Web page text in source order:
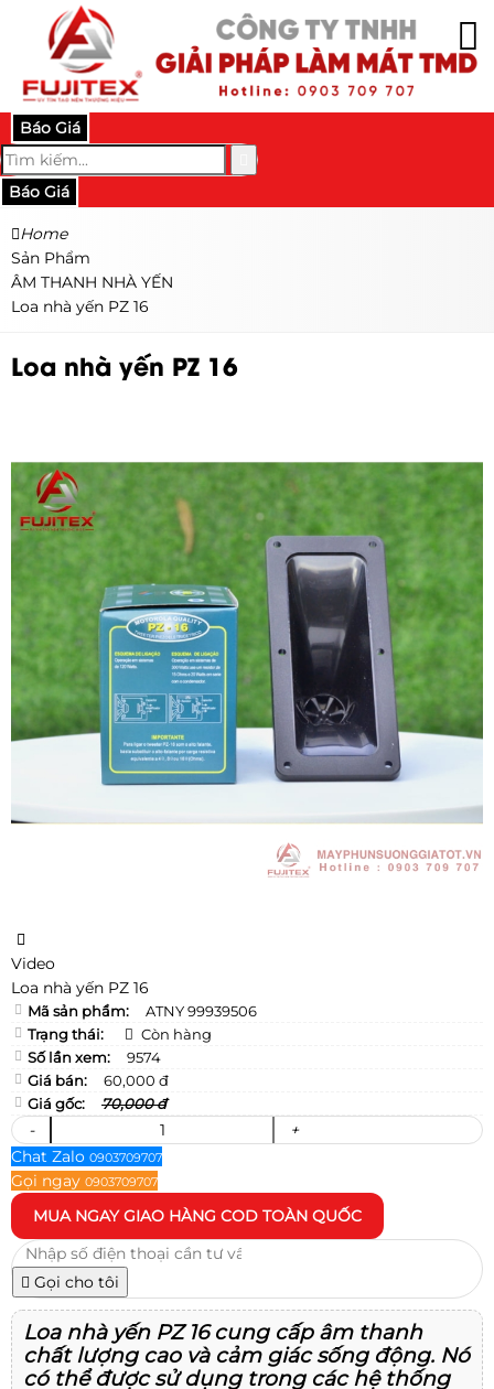
Báo Giá
Báo Giá
Home
Sản Phẩm
ÂM THANH NHÀ YẾN
Loa nhà yến PZ 16
Loa nhà yến PZ 16
Video
Loa nhà yến PZ 16
Mã sản phẩm:
ATNY 99939506
Trạng thái:
Còn hàng
Số lần xem:
9574
Giá bán:
60,000 đ
Giá gốc:
70,000 đ
-
+
Chat Zalo 0903709707
Gọi ngay 0903709707
MUA NGAY GIAO HÀNG COD TOÀN QUỐC
Gọi cho tôi
Loa nhà yến PZ 16 cung cấp âm thanh
chất lượng cao và cảm giác sống động. Nó
có thể được sử dụng trong các hệ thống